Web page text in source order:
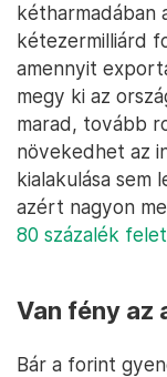
kétharmadában
kétezermilliárd
amennyit
megy ki az
marad, tovább
növekedhet az
kialakulása sem
azért nagyon
80 százalék
Van fény az
Bár a forint